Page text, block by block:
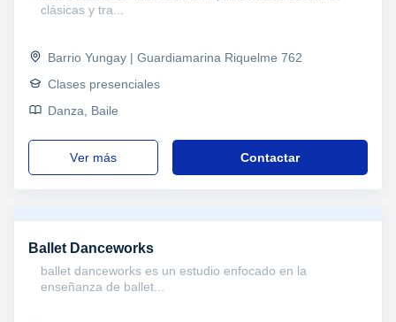
clásicas y tra...
Barrio Yungay | Guardiamarina Riquelme 762
Clases presenciales
Danza, Baile
ver más Contactar
Ballet Danceworks
ballet danceworks es un estudio enfocado en la
enseñanza de ballet...